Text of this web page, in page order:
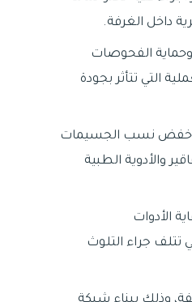
داخل الغرفة.
الفحوصات
التي تتأثر بجودة
خفض نسب الجسيمات
والأدوية الطبية
الأدوات
تتلف جراء التلوث